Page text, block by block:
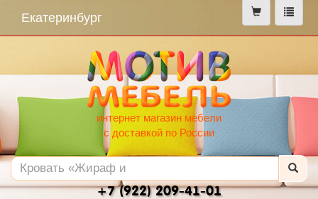
меню
Екатеринбург
интернет магазин мебели
с доставкой по России
+7 (922) 209-41-01